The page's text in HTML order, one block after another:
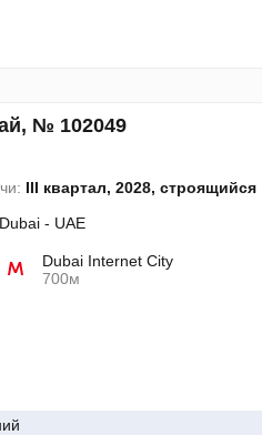
№ 102049
III квартал, 2028, строящийся
- UAE
Dubai Internet City
700м